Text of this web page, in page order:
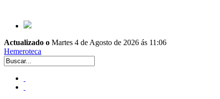
Actualizado o Martes 4 de Agosto de 2026 ás 11:06
Hemeroteca